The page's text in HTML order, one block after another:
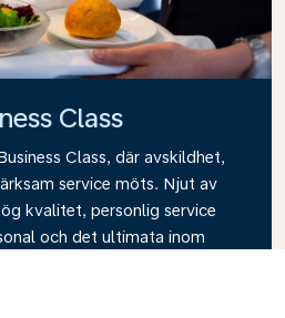
Class
Class, där avskildhet,
service möts. Njut av
kvalitet, personlig service
och det ultimata inom